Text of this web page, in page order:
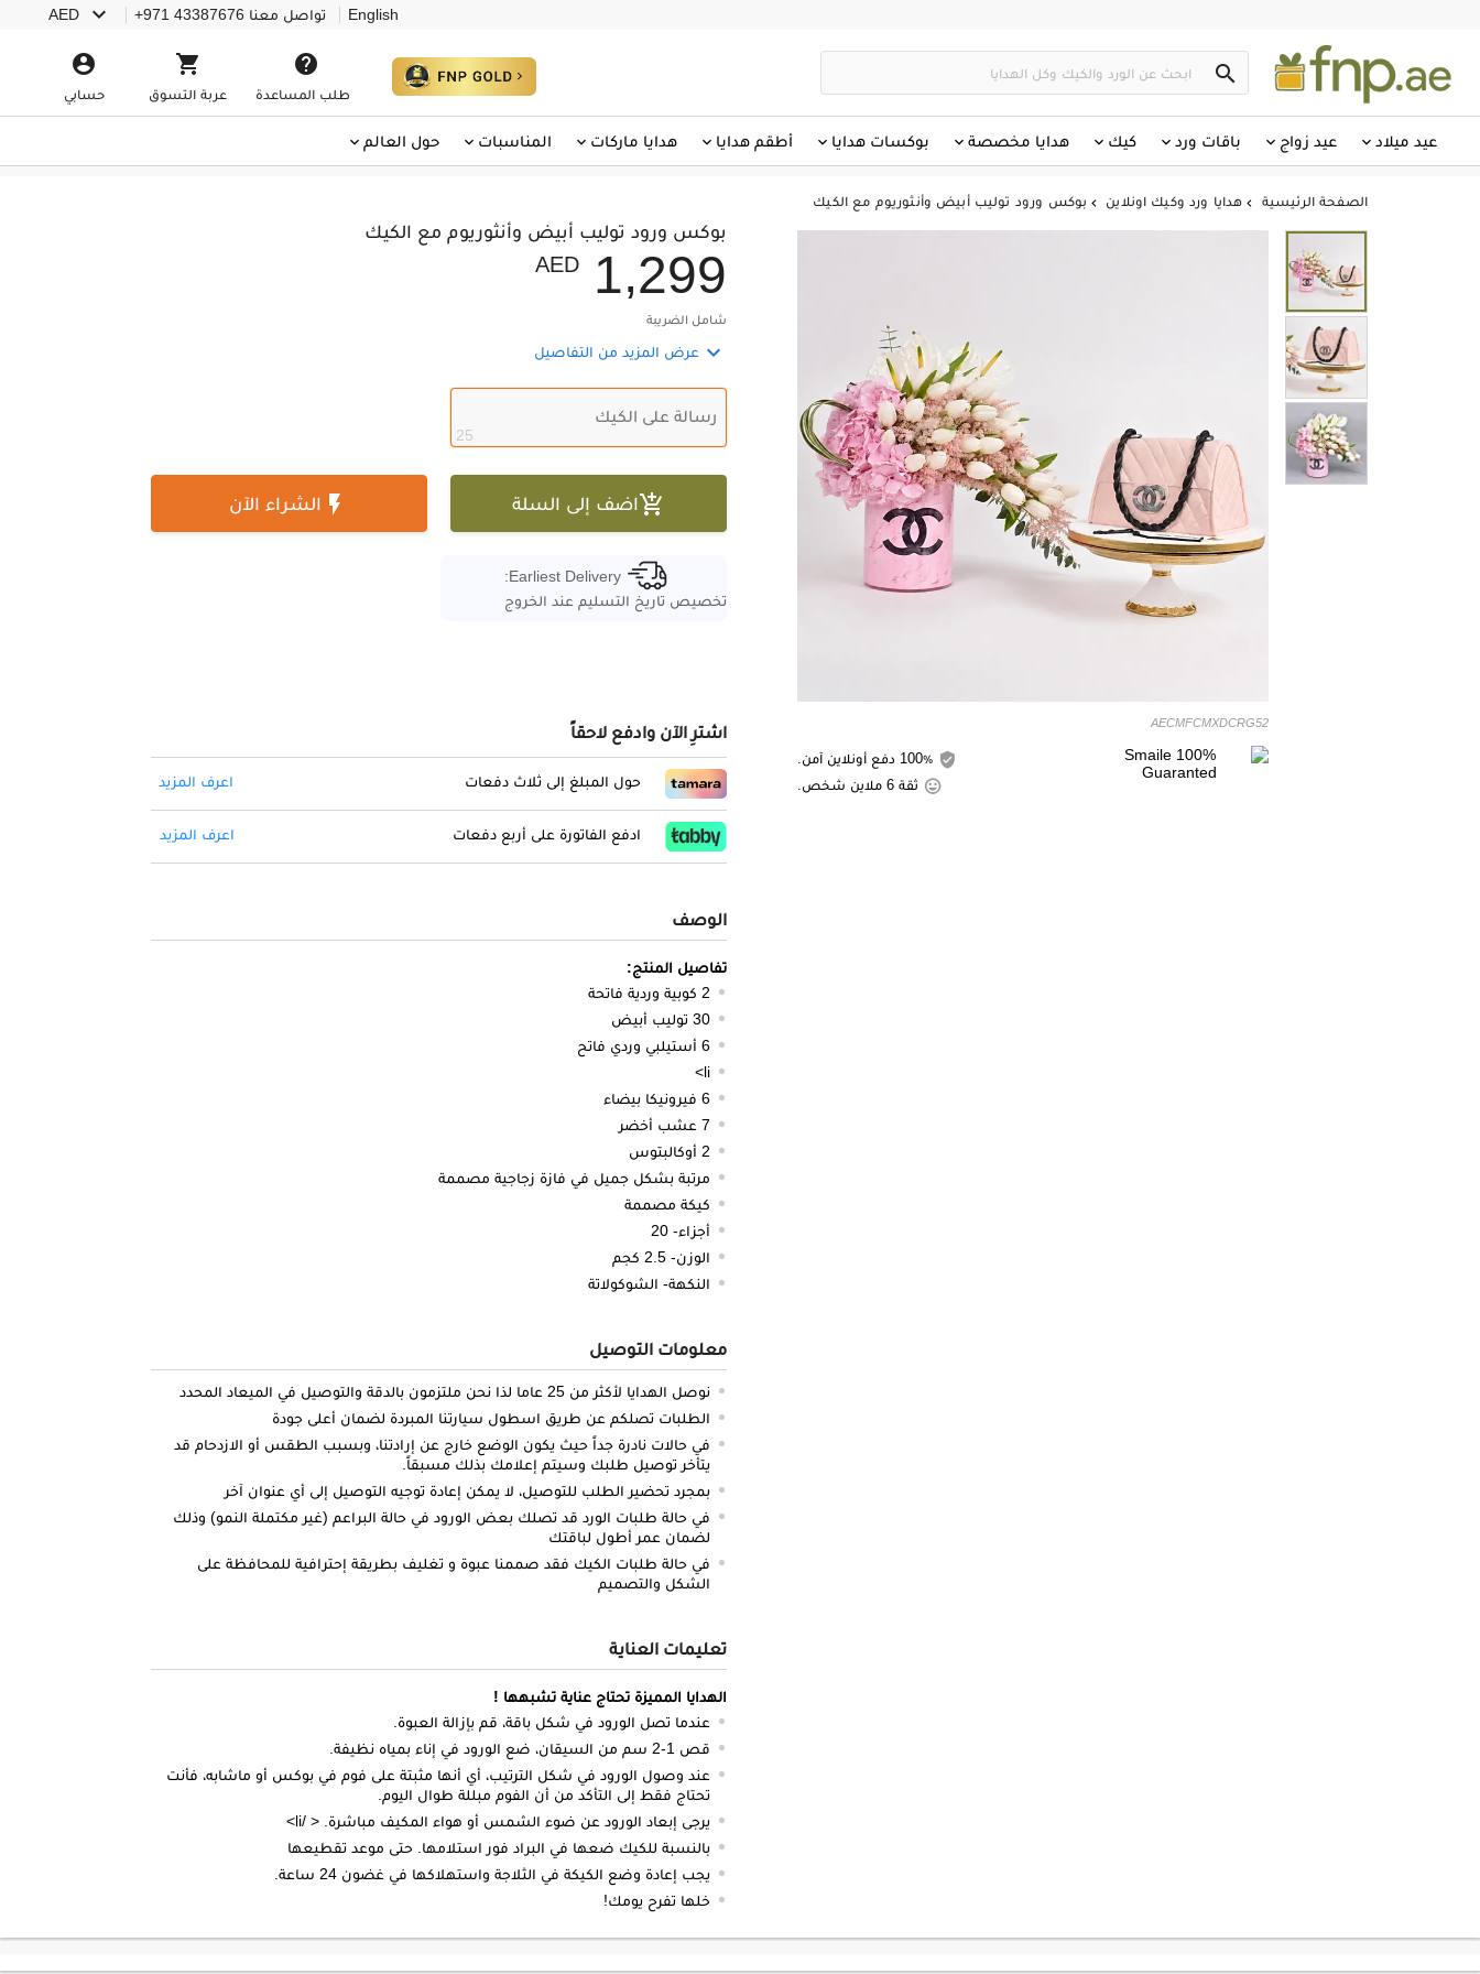
English تواصل معنا +971 43387676
AED 


طلب المساعدة

عربة التسوق

حسابي
عيد ميلاد عيد زواج باقات ورد كيك هدايا مخصصة بوكسات هدايا أطقم هدايا هدايا ماركات المناسبات حول العالم
الصفحة الرئيسية  هدايا ورد وكيك اونلاين  بوكس ورود توليب أبيض وأنثوريوم مع الكيك
AECMFCMXDCRG52
ثقة 6 ملاين شخص.
بوكس ورود توليب أبيض وأنثوريوم مع الكيك
AED 1,299
شامل الضريبة
 عرض المزيد من التفاصيل
25
اضف إلى السلة  الشراء الآن
Earliest Delivery:
تخصيص تاريخ التسليم عند الخروج
اشترِ الآن وادفع لاحقاً
حول المبلغ إلى ثلاث دفعات اعرف المزيد
ادفع الفاتورة على أربع دفعات اعرف المزيد
الوصف
تفاصيل المنتج:
2 كوبية وردية فاتحة
30 توليب أبيض
6 أستيلبي وردي فاتح
li>
6 فيرونيكا بيضاء
7 عشب أخضر
2 أوكالبتوس
مرتبة بشكل جميل في فازة زجاجية مصممة
كيكة مصممة
أجزاء- 20
الوزن- 2.5 كجم
النكهة- الشوكولاتة
معلومات التوصيل
نوصل الهدايا لأكثر من 25 عاما لذا نحن ملتزمون بالدقة والتوصيل في الميعاد المحدد
الطلبات تصلكم عن طريق اسطول سيارتنا المبردة لضمان أعلى جودة
في حالات نادرة جداً حيث يكون الوضع خارج عن إرادتنا، وبسبب الطقس أو الازدحام قد
يتأخر توصيل طلبك وسيتم إعلامك بذلك مسبقاً.
بمجرد تحضير الطلب للتوصيل، لا يمكن إعادة توجيه التوصيل إلى أي عنوان آخر
في حالة طلبات الورد قد تصلك بعض الورود في حالة البراعم (غير مكتملة النمو) وذلك
لضمان عمر أطول لباقتك
في حالة طلبات الكيك فقد صممنا عبوة و تغليف بطريقة إحترافية للمحافظة على
الشكل والتصميم
تعليمات العناية
الهدايا المميزة تحتاج عناية تشبهها !
عندما تصل الورود في شكل باقة، قم بإزالة العبوة.
قص 1-2 سم من السيقان، ضع الورود في إناء بمياه نظيفة.
عند وصول الورود في شكل الترتيب، أي أنها مثبتة على فوم في بوكس أو ماشابه، فأنت
تحتاج فقط إلى التأكد من أن الفوم مبللة طوال اليوم.
يرجى إبعاد الورود عن ضوء الشمس أو هواء المكيف مباشرة. < /li>
بالنسبة للكيك ضعها في البراد فور استلامها. حتى موعد تقطيعها
يجب إعادة وضع الكيكة في الثلاجة واستهلاكها في غضون 24 ساعة.
خلها تفرح يومك!